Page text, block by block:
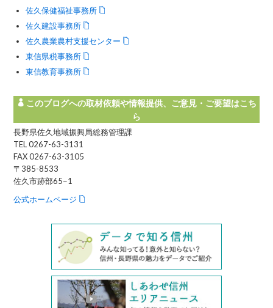
佐久保健福祉事務所
佐久建設事務所
佐久農業農村支援センター
東信県税事務所
東信教育事務所
このブログへの取材依頼や情報提供、ご意見・ご要望はこち
ら
長野県佐久地域振興局総務管理課
TEL 0267-63-3131
FAX 0267-63-3105
〒385-8533
佐久市跡部65−1
公式ホームページ